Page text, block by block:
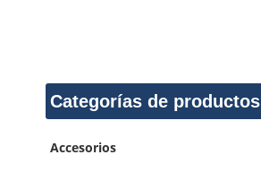
Categorías de productos
Accesorios